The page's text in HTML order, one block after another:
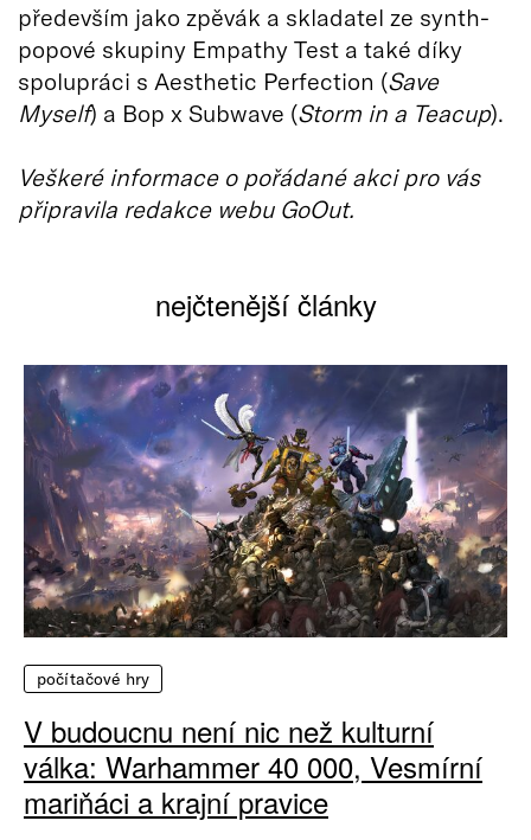
především jako zpěvák a skladatel ze synth-
popové skupiny Empathy Test a také díky
spolupráci s Aesthetic Perfection (Save
Myself) a Bop x Subwave (Storm in a Teacup).
Veškeré informace o pořádané akci pro vás
připravila redakce webu GoOut.
nejčtenější články
počítačové hry
V budoucnu není nic než kulturní
válka: Warhammer 40 000, Vesmírní
mariňáci a krajní pravice